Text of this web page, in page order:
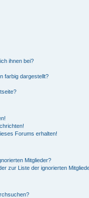
ihnen bei?
farbig dargestellt?
Forums erhalten!
Mitglieder?
zur Liste der ignorierten